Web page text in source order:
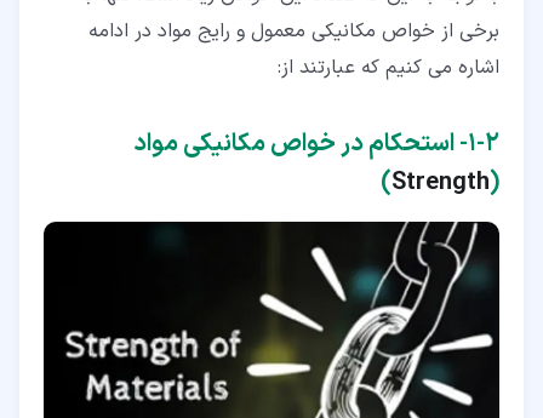
برخی از خواص مکانیکی معمول و رایج مواد در ادامه
اشاره می کنیم که عبارتند از:
۲‏-‏۱‏- استحکام در خواص مکانیکی مواد
(
Strength
)